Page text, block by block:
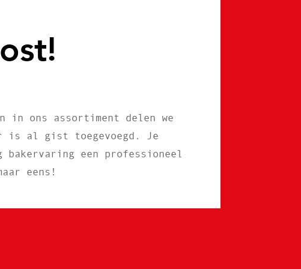
in ons assortiment delen we
is al gist toegevoegd. Je
een professioneel
eens!